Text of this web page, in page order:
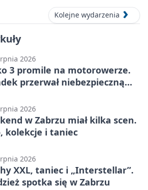
Kolejne wydarzenia
2026
3 promile na motorowerze.
przerwał niebezpieczną
2026
w Zabrzu miał kilka scen.
kolekcje i taniec
2026
XXL, taniec i „Interstellar”.
spotka się w Zabrzu